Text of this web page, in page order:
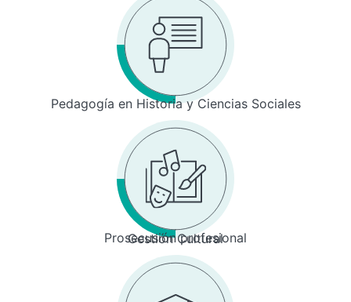
Pedagogía en Historia y Ciencias Sociales
Prosecusión profesional
Gestión Cultural